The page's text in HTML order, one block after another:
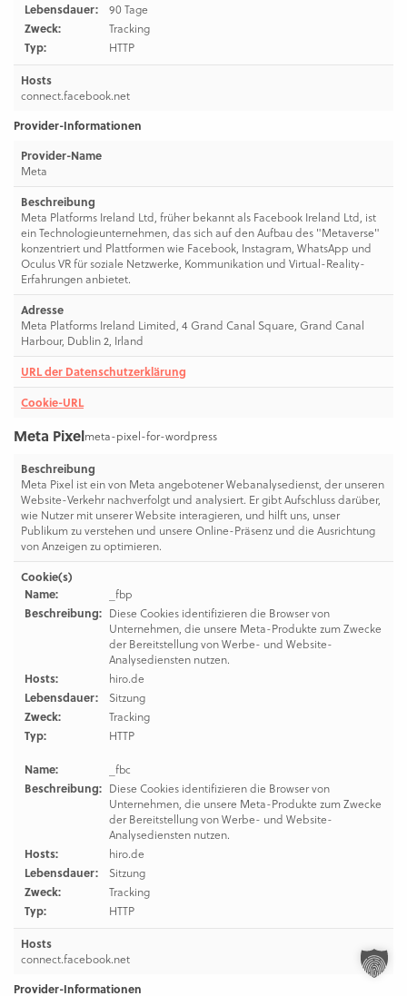
Lebensdauer:
90 Tage
Zweck:
Tracking
Typ:
HTTP
Hosts
connect.facebook.net
Provider-Informationen
Provider-Name
Meta
Beschreibung
Meta Platforms Ireland Ltd, früher bekannt als Facebook Ireland Ltd, ist
ein Technologieunternehmen, das sich auf den Aufbau des "Metaverse"
konzentriert und Plattformen wie Facebook, Instagram, WhatsApp und
Oculus VR für soziale Netzwerke, Kommunikation und Virtual-Reality-
Erfahrungen anbietet.
Adresse
Meta Platforms Ireland Limited, 4 Grand Canal Square, Grand Canal
Harbour, Dublin 2, Irland
URL der Datenschutzerklärung
Cookie-URL
Meta Pixelmeta-pixel-for-wordpress
Beschreibung
Meta Pixel ist ein von Meta angebotener Webanalysedienst, der unseren
Website-Verkehr nachverfolgt und analysiert. Er gibt Aufschluss darüber,
wie Nutzer mit unserer Website interagieren, und hilft uns, unser
Publikum zu verstehen und unsere Online-Präsenz und die Ausrichtung
von Anzeigen zu optimieren.
Cookie(s)
Name:
_fbp
Beschreibung: Diese Cookies identifizieren die Browser von
Unternehmen, die unsere Meta-Produkte zum Zwecke
der Bereitstellung von Werbe- und Website-
Analysediensten nutzen.
Hosts:
hiro.de
Lebensdauer:
Sitzung
Zweck:
Tracking
Typ:
HTTP
Name:
_fbc
Beschreibung: Diese Cookies identifizieren die Browser von
Unternehmen, die unsere Meta-Produkte zum Zwecke
der Bereitstellung von Werbe- und Website-
Analysediensten nutzen.
Hosts:
hiro.de
Lebensdauer:
Sitzung
Zweck:
Tracking
Typ:
HTTP
Hosts
connect.facebook.net
Provider-Informationen